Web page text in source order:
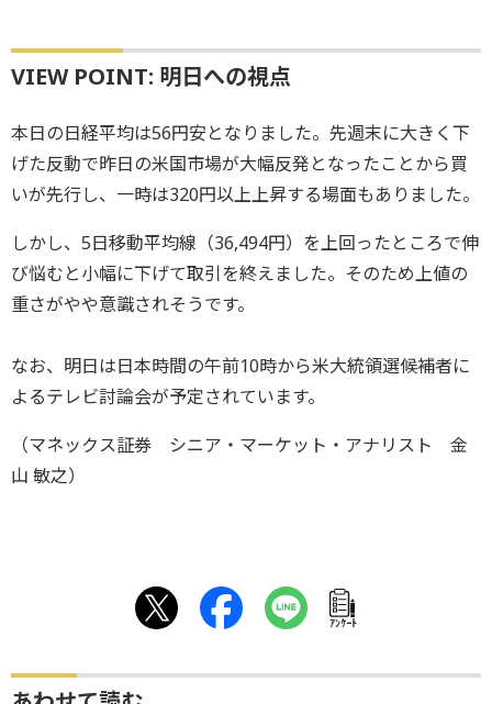
VIEW POINT: 明日への視点
本日の日経平均は56円安となりました。先週末に大きく下
げた反動で昨日の米国市場が大幅反発となったことから買
いが先行し、一時は320円以上上昇する場面もありました。
しかし、5日移動平均線（36,494円）を上回ったところで伸
び悩むと小幅に下げて取引を終えました。そのため上値の
重さがやや意識されそうです。
なお、明日は日本時間の午前10時から米大統領選候補者に
よるテレビ討論会が予定されています。
（マネックス証券 シニア・マーケット・アナリスト 金
山 敏之）
ｱﾝｹｰﾄ